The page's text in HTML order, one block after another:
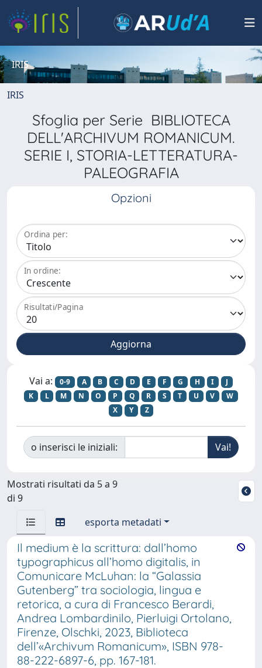
IRIS
IRIS
Sfoglia per Serie BIBLIOTECA
DELL'ARCHIVUM ROMANICUM.
SERIE I, STORIA-LETTERATURA-
PALEOGRAFIA
Opzioni
Ordina per:
In ordine:
Risultati/Pagina
Vai a: 0-9 A B C D E F G H I
J
K
L M N O P Q R S T U V
W
X
Y Z
o inserisci le iniziali:
Mostrati risultati da 5 a 9
di 9
esporta metadati
Il medium è la scrittura: dall’homo
typographicus all’homo digitalis, in
Comunicare McLuhan: la “Galassia
Gutenberg” tra sociologia, lingua e
retorica, a cura di Francesco Berardi,
Andrea Lombardinilo, Pierluigi Ortolano,
Firenze, Olschki, 2023, Biblioteca
dell’«Archivum Romanicum», ISBN 978-
88-222-6897-6, pp. 167-181.